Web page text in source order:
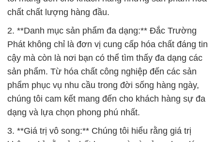
chất chất lượng hàng đầu.
2. **Danh mục sản phẩm đa dạng:** Đắc Trường
Phát không chỉ là đơn vị cung cấp hóa chất đáng tin
cậy mà còn là nơi bạn có thể tìm thấy đa dạng các
sản phẩm. Từ hóa chất công nghiệp đến các sản
phẩm phục vụ nhu cầu trong đời sống hàng ngày,
chúng tôi cam kết mang đến cho khách hàng sự đa
dạng và lựa chọn phong phú nhất.
3. **Giá trị vô song:** Chúng tôi hiểu rằng giá trị